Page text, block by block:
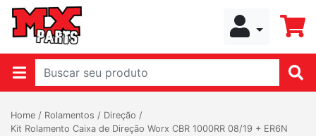
Home / Rolamentos / Direção /
Kit Rolamento Caixa de Direção Worx CBR 1000RR 08/19 + ER6N